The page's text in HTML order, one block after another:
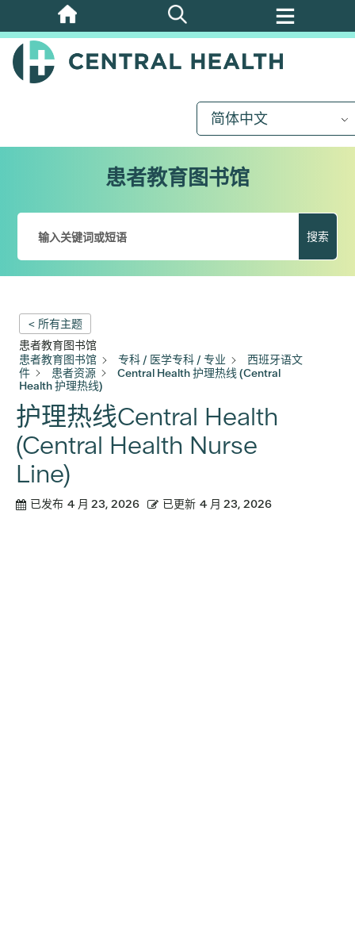
跳
至
主
简体中文
患者教育图书馆
搜索
< 所有主题
患者教育图书馆
患者教育图书馆
专科 / 医学专科 / 专业
西班牙语文
件
患者资源
Central Health 护理热线 (Central
Health 护理热线)
护理热线Central Health
(Central Health Nurse
Line)
已发布 4 月 23, 2026 已更新 4 月 23, 2026